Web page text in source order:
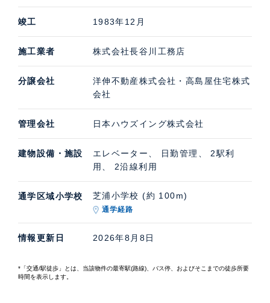
竣工 1983年12月
施工業者 株式会社長谷川工務店
分譲会社
洋伸不動産株式会社・高島屋住宅株式
会社
管理会社 日本ハウズイング株式会社
建物設備・施設
エレベーター、 日勤管理、 2駅利
用、 2沿線利用
通学区域小学校 芝浦小学校 (約 100m)
通学経路
情報更新日 2026年8月8日
*「交通/駅徒歩」とは、当該物件の最寄駅(路線)、バス停、およびそこまでの徒歩所要
時間を表示します。